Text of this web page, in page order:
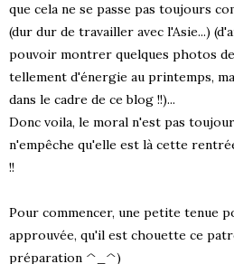
que cela ne se passe pas toujours
(dur dur de travailler avec l'Asie...)
pouvoir montrer quelques photos
tellement d'énergie au printemps,
dans le cadre de ce blog !!)...
Donc voila, le moral n'est pas
n'empêche qu'elle est là cette
!!
Pour commencer, une petite tenue
approuvée, qu'il est chouette ce
préparation ^_^)